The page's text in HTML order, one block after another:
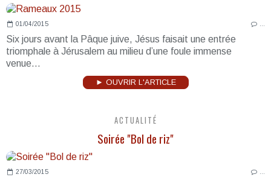
01/04/2015
Six jours avant la Pâque juive, Jésus faisait une entrée
triomphale à Jérusalem au milieu d’une foule immense
venue...
► OUVRIR L'ARTICLE
ACTUALITÉ
Soirée "Bol de riz"
27/03/2015